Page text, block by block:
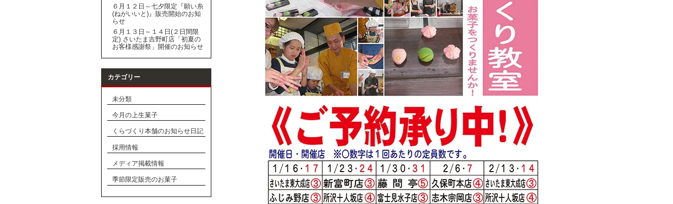
６月１２日～七夕限定『願い糸
(ねがいいと)』販売開始のお知
らせ
６月１３日～１４日(２日間限
定) さいたま吉野町店「初夏の
お客様感謝祭」開催のお知らせ
カテゴリー
未分類
今月の上生菓子
くらづくり本舗のお知らせ日記
採用情報
メディア掲載情報
季節限定販売のお菓子